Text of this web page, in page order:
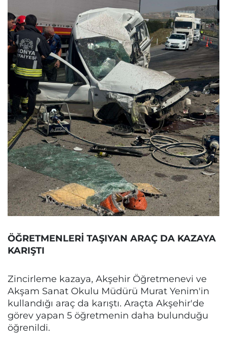
ÖĞRETMENLERİ TAŞIYAN ARAÇ DA KAZAYA
KARIŞTI
Zincirleme kazaya, Akşehir Öğretmenevi ve
Akşam Sanat Okulu Müdürü Murat Yenim'in
kullandığı araç da karıştı. Araçta Akşehir'de
görev yapan 5 öğretmenin daha bulunduğu
öğrenildi.